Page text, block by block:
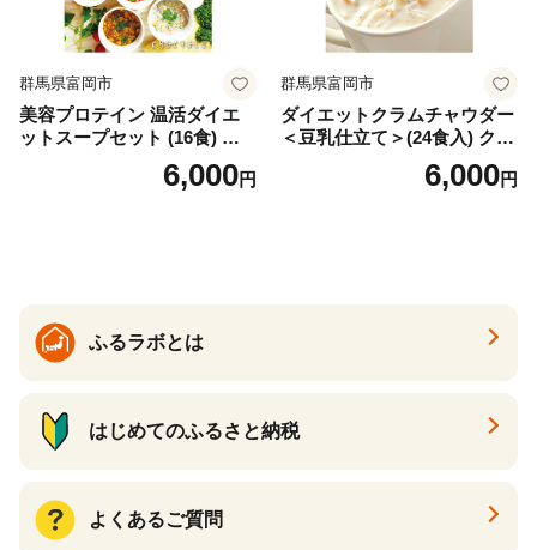
群馬県富岡市
美容プロテイン 温活ダイエ
ットスープセット (16食) 小
分け スープ 食べ比べ セット
詰合せ クラムチャウダー チ
6,000円
群馬県富岡市
ダイエットクラムチャウダー
＜豆乳仕立て＞(24食入) クラ
ムチャウダー 豆乳 ダイエッ
ト スープ プロテイン たんぱ
6,000円
ふるラボとは
はじめてのふるさと納税
よくあるご質問